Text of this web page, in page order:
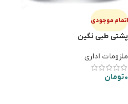
اتمام موجودی
پشتی طبی نگین
ملزومات اداری
0تومان